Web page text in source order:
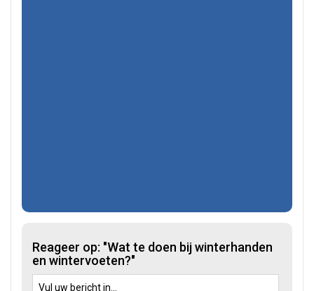
Reageer op: "Wat te doen bij winterhanden
en wintervoeten?"